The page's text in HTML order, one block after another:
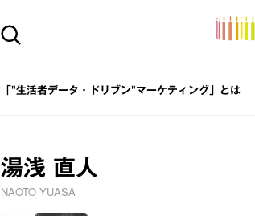
「"生活者データ・ドリブン"マーケティング」とは
湯浅 直人
NAOTO YUASA